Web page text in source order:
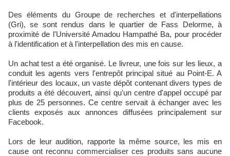
Des éléments du Groupe de recherches et d'interpellations
(Gri), se sont rendus dans le quartier de Fass Delorme, à
proximité de l'Université Amadou Hampathé Ba, pour procéder
à l'identification et à l'interpellation des mis en cause.
Un achat test a été organisé. Le livreur, une fois sur les lieux, a
conduit les agents vers l'entrepôt principal situé au Point-E. A
l'intérieur des locaux, un vaste dépôt contenant divers types de
produits a été découvert, ainsi qu'un centre d'appel occupé par
plus de 25 personnes. Ce centre servait à échanger avec les
clients exposés aux annonces diffusées principalement sur
Facebook.
Lors de leur audition, rapporte la même source, les mis en
cause ont reconnu commercialiser ces produits sans aucune